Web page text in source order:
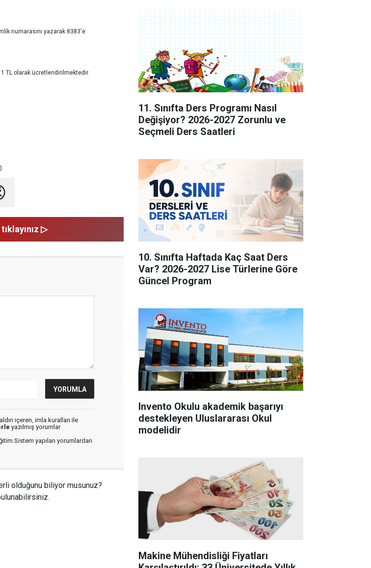
numarasını yazarak 8383′e
TL olarak ücretlendirilmektedir.
▷
içeren, imla kuralları ile
yazılmış yorumlar
Sistem yapılan yorumlardan
olduğunu biliyor musunuz?
11. Sınıfta Ders Programı Nasıl
Değişiyor? 2026-2027 Zorunlu ve
Seçmeli Ders Saatleri
10. Sınıfta Haftada Kaç Saat Ders
Var? 2026-2027 Lise Türlerine Göre
Güncel Program
Invento Okulu akademik başarıyı
destekleyen Uluslararası Okul
modelidir
Makine Mühendisliği Fiyatları